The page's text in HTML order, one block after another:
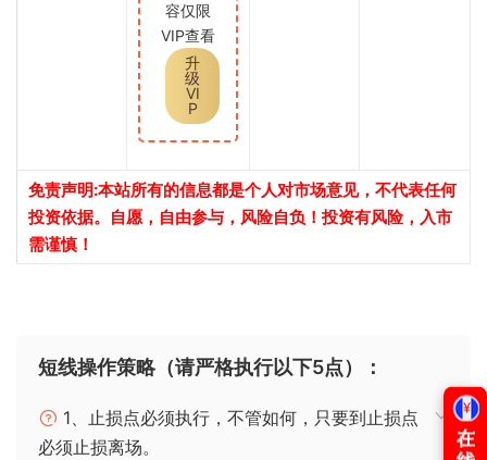
容仅限
VIP查看
升
级
VI
P
免责声明:本站所有的信息都是个人对市场意见，不代表任何
投资依据。自愿，自由参与，风险自负！投资有风险，入市
需谨慎！
短线操作策略（请严格执行以下5点）：
1、止损点必须执行，不管如何，只要到止损点
必须止损离场。